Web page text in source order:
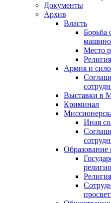
Документы
Архив
Власть
Место
Армия и
Выставки в
Криминал
Иная
Образование